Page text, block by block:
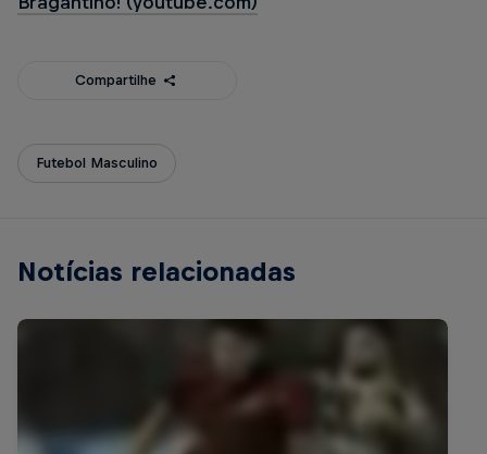
Compartilhe
Futebol Masculino
Notícias relacionadas